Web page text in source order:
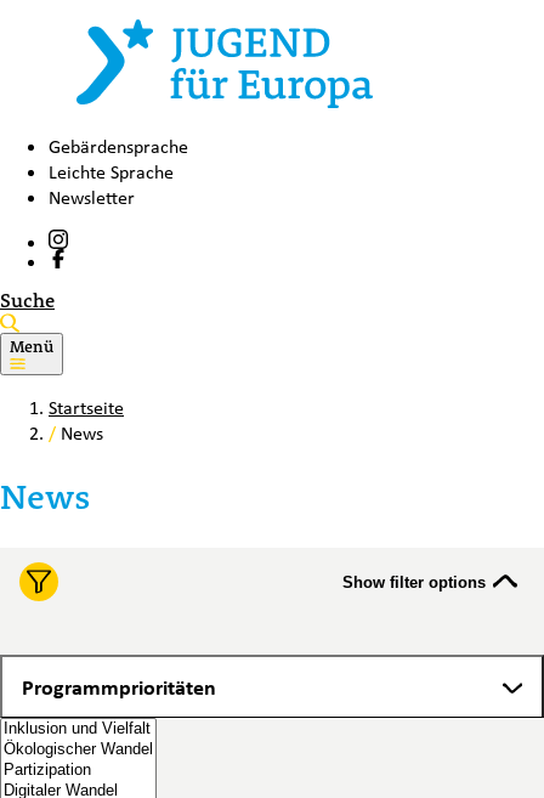
Gebärdensprache
Leichte Sprache
Newsletter
Suche
Menü
Startseite
/ News
News
Show filter options
Programmprioritäten